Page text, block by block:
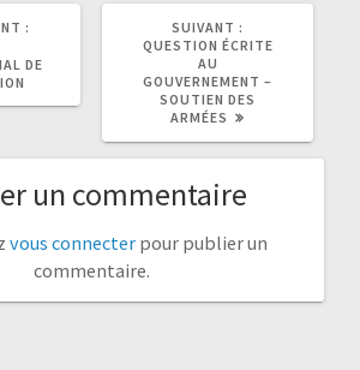
:
DE
SUIVANT :
QUESTION ÉCRITE
AU
GOUVERNEMENT –
SOUTIEN DES
ARMÉES
un commentaire
vous connecter pour publier un
commentaire.